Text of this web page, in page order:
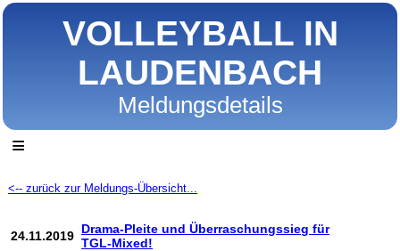
VOLLEYBALL IN
LAUDENBACH
Meldungsdetails
≡
<-- zurück zur Meldungs-Übersicht...
24.11.2019 Drama-Pleite und Überraschungssieg für
TGL-Mixed!